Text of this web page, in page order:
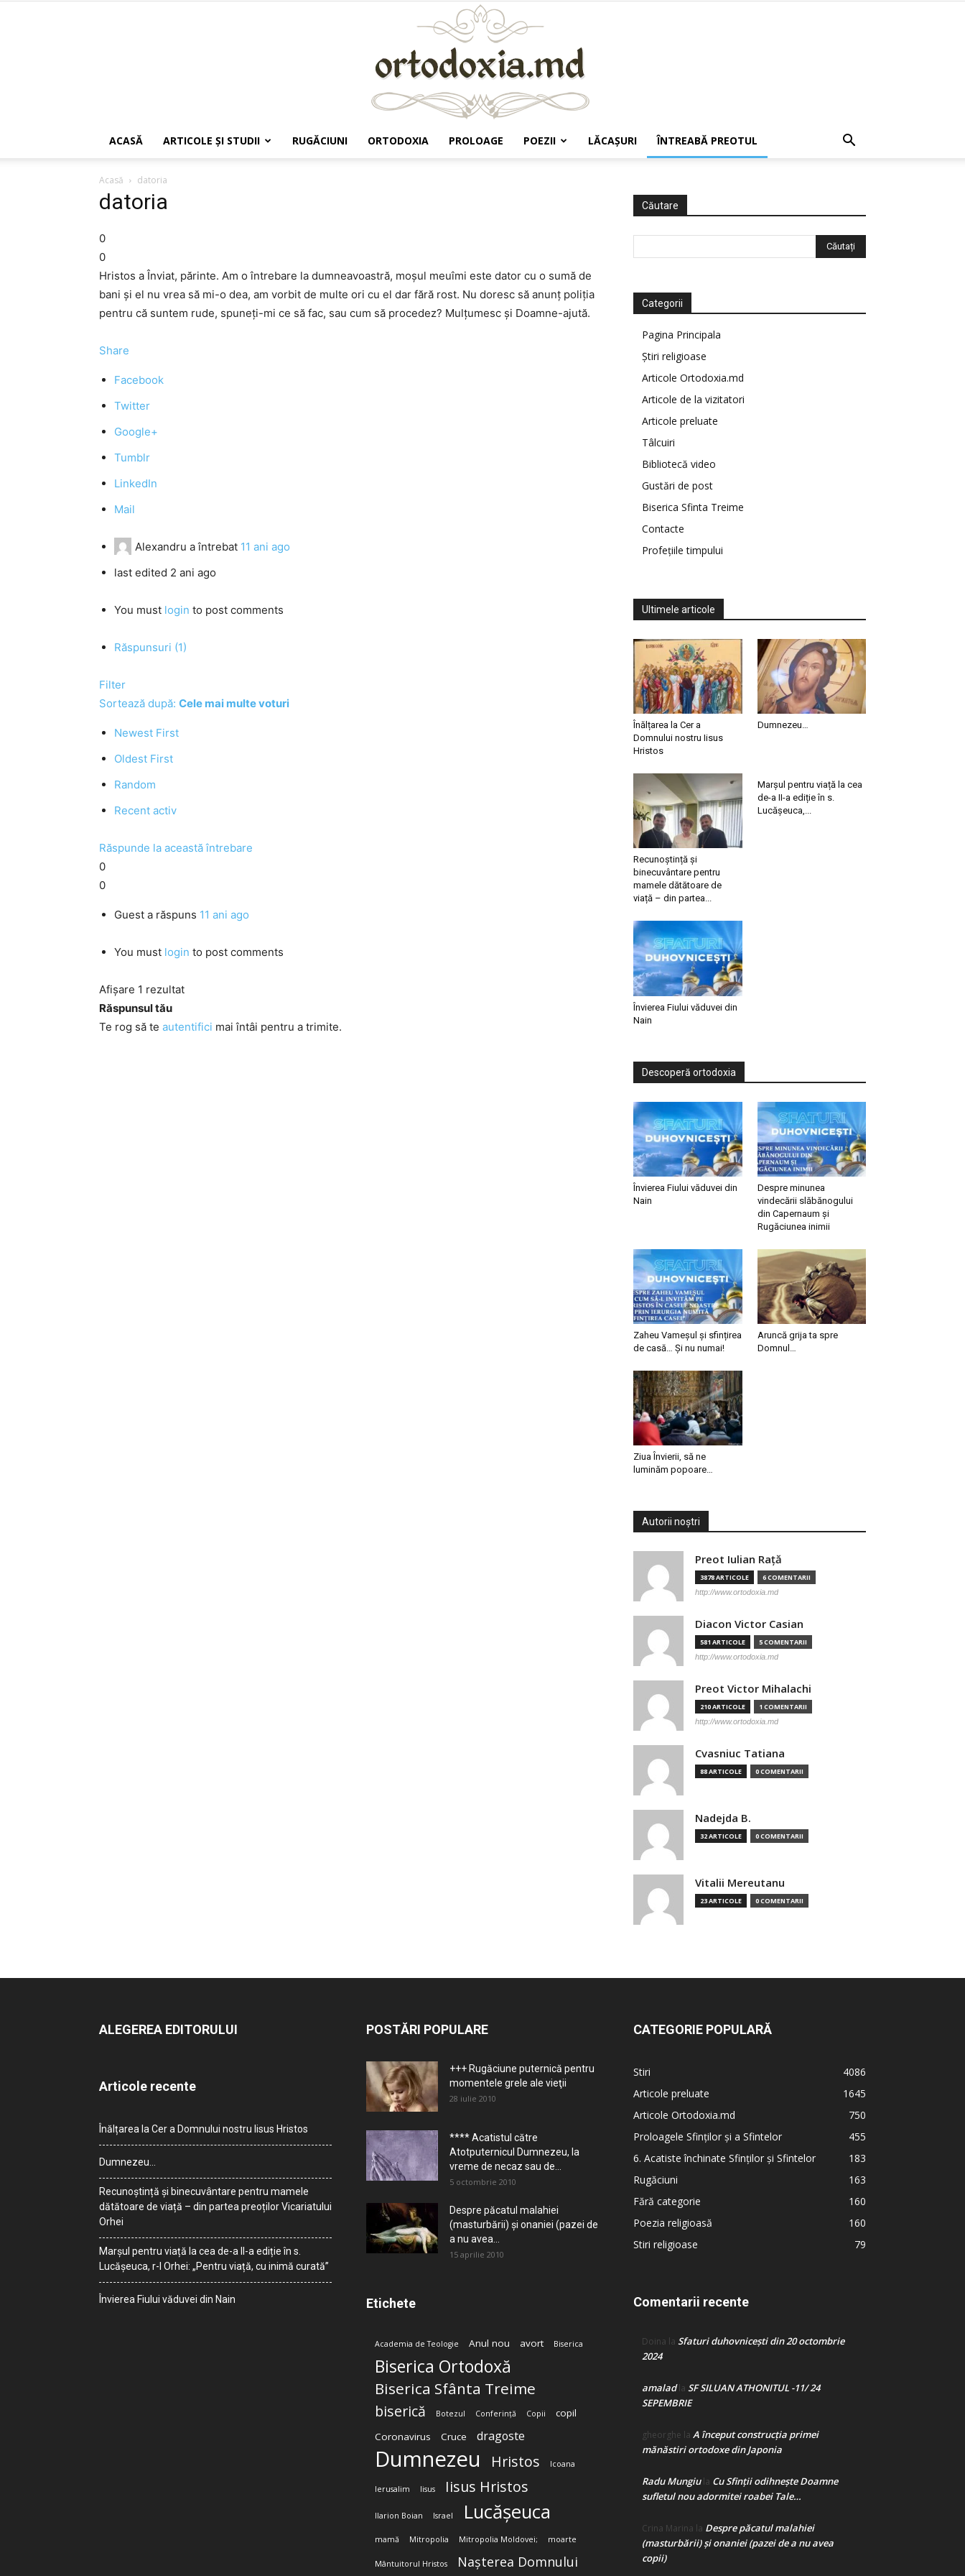
ACASĂ ARTICOLE ŞI STUDII RUGĂCIUNI ORTODOXIA PROLOAGE POEZII LĂCAŞURI ÎNTREABĂ PREOTUL
Acasă datoria
datoria
0
0
Hristos a Înviat, părinte. Am o întrebare la dumneavoastră, moșul meuîmi este dator cu o sumă de
bani și el nu vrea să mi-o dea, am vorbit de multe ori cu el dar fără rost. Nu doresc să anunț poliția
pentru că suntem rude, spuneți-mi ce să fac, sau cum să procedez? Mulțumesc și Doamne-ajută.
Share
Facebook
Twitter
Google+
Tumblr
LinkedIn
Mail
Alexandru a întrebat 11 ani ago
last edited 2 ani ago
You must login to post comments
Răspunsuri (1)
Filter
Sortează după: Cele mai multe voturi
Newest First
Oldest First
Random
Recent activ
Răspunde la această întrebare
0
0
Guest a răspuns 11 ani ago
You must login to post comments
Afișare 1 rezultat
Răspunsul tău
Te rog să te autentifici mai întâi pentru a trimite.
Căutare
Categorii
Pagina Principala
Știri religioase
Articole Ortodoxia.md
Articole de la vizitatori
Articole preluate
Tâlcuiri
Bibliotecă video
Gustări de post
Biserica Sfinta Treime
Contacte
Profețiile timpului
Ultimele articole
Înălțarea la Cer a
Domnului nostru Iisus
Hristos
Dumnezeu…
Recunoștință și
binecuvântare pentru
mamele dătătoare de
viață – din partea...
Marșul pentru viață la cea
de-a II-a ediție în s.
Lucășeuca,...
Învierea Fiului văduvei din
Nain
Descoperă ortodoxia
Învierea Fiului văduvei din
Nain
Despre minunea
vindecării slăbănogului
din Capernaum și
Rugăciunea inimii
Zaheu Vameșul și sfințirea
de casă… Și nu numai!
Aruncă grija ta spre
Domnul…
Ziua Învierii, să ne
luminăm popoare…
Autorii noștri
Preot Iulian Raţă
3878 ARTICOLE 6 COMENTARII
http://www.ortodoxia.md
Diacon Victor Casian
581 ARTICOLE 5 COMENTARII
http://www.ortodoxia.md
Preot Victor Mihalachi
210 ARTICOLE 1 COMENTARII
http://www.ortodoxia.md
Cvasniuc Tatiana
88 ARTICOLE 0 COMENTARII
Nadejda B.
32 ARTICOLE 0 COMENTARII
Vitalii Mereutanu
23 ARTICOLE 0 COMENTARII
ALEGEREA EDITORULUI
Articole recente
Înălțarea la Cer a Domnului nostru Iisus Hristos
Dumnezeu…
Recunoștință și binecuvântare pentru mamele
dătătoare de viață – din partea preoților Vicariatului
Orhei
Marșul pentru viață la cea de-a II-a ediție în s.
Lucășeuca, r-l Orhei: „Pentru viață, cu inimă curată”
Învierea Fiului văduvei din Nain
POSTĂRI POPULARE
+++ Rugăciune puternică pentru
momentele grele ale vieţii
28 iulie 2010
**** Acatistul către
Atotputernicul Dumnezeu, la
vreme de necaz sau de...
5 octombrie 2010
Despre păcatul malahiei
(masturbării) şi onaniei (pazei de
a nu avea...
15 aprilie 2010
Etichete
Academia de Teologie Anul nou avort Biserica
Biserica Ortodoxă
Biserica Sfânta Treime
biserică Botezul Conferință Copii
copil
Coronavirus
Cruce dragoste
Dumnezeu Hristos Icoana
Ierusalim Iisus Iisus Hristos
Ilarion Boian Israel Lucășeuca
mamă Mitropolia Mitropolia Moldovei; moarte
Mântuitorul Hristos Nașterea Domnului
CATEGORIE POPULARĂ
Stiri
4086
Articole preluate
1645
Articole Ortodoxia.md
750
Proloagele Sfinților și a Sfintelor
455
6. Acatiste închinate Sfinților și Sfintelor
183
Rugăciuni
163
Fără categorie
160
Poezia religioasă
160
Stiri religioase
79
Comentarii recente
Doina la Sfaturi duhovnicești din 20 octombrie
2024
amaladla SF SILUAN ATHONITUL -11/ 24
SEPEMBRIE
gheorghe la A început construcţia primei
mănăstiri ortodoxe din Japonia
Radu Mungiula Cu Sfinții odihnește Doamne
sufletul nou adormitei roabei Tale…
Crina Marina la Despre păcatul malahiei
(masturbării) şi onaniei (pazei de a nu avea
copii)